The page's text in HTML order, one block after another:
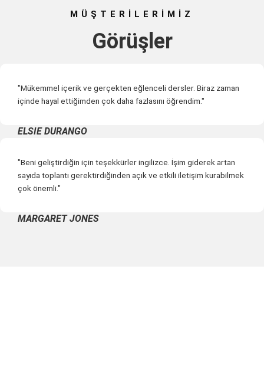
MÜŞTERİLERİMİZ
Görüşler
"Mükemmel içerik ve gerçekten eğlenceli dersler. Biraz zaman
içinde hayal ettiğimden çok daha fazlasını öğrendim."
ELSIE DURANGO
"Beni geliştirdiğin için teşekkürler ingilizce. İşim giderek artan
sayıda toplantı gerektirdiğinden açık ve etkili iletişim kurabilmek
çok önemli."
MARGARET JONES